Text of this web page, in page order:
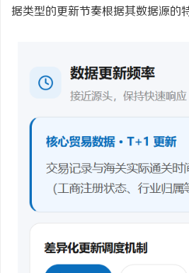
据类型的更新节奏根据其数据源的